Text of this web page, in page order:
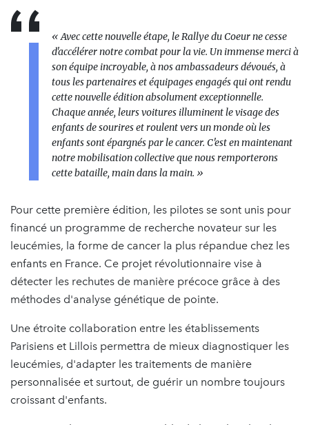
« Avec cette nouvelle étape, le Rallye du Coeur ne cesse
d'accélérer notre combat pour la vie. Un immense merci à
son équipe incroyable, à nos ambassadeurs dévoués, à
tous les partenaires et équipages engagés qui ont rendu
cette nouvelle édition absolument exceptionnelle.
Chaque année, leurs voitures illuminent le visage des
enfants de sourires et roulent vers un monde où les
enfants sont épargnés par le cancer. C'est en maintenant
notre mobilisation collective que nous remporterons
cette bataille, main dans la main. »
Pour cette première édition, les pilotes se sont unis pour
financé un programme de recherche novateur sur les
leucémies, la forme de cancer la plus répandue chez les
enfants en France. Ce projet révolutionnaire vise à
détecter les rechutes de manière précoce grâce à des
méthodes d'analyse génétique de pointe.
Une étroite collaboration entre les établissements
Parisiens et Lillois permettra de mieux diagnostiquer les
leucémies, d'adapter les traitements de manière
personnalisée et surtout, de guérir un nombre toujours
croissant d'enfants.